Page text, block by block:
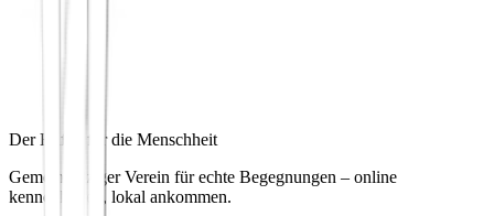
Der Hafen für die Menschheit
Gemeinnütziger Verein für echte Begegnungen – online
kennenlernen, lokal ankommen.